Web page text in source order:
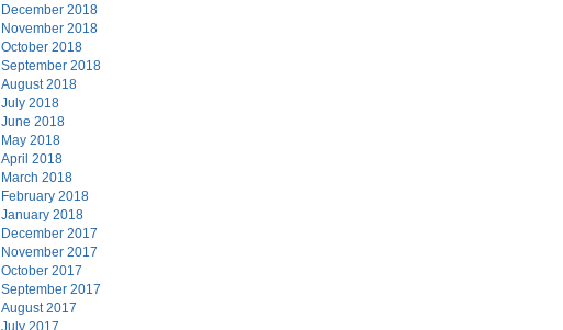
December 2018
November 2018
October 2018
September 2018
August 2018
July 2018
June 2018
May 2018
April 2018
March 2018
February 2018
January 2018
December 2017
November 2017
October 2017
September 2017
August 2017
July 2017